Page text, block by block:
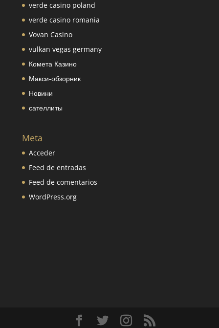
verde casino poland
verde casino romania
Vovan Casino
vulkan vegas germany
Комета Казино
Макси-обзорник
Новини
сателлиты
Meta
Acceder
Feed de entradas
Feed de comentarios
WordPress.org